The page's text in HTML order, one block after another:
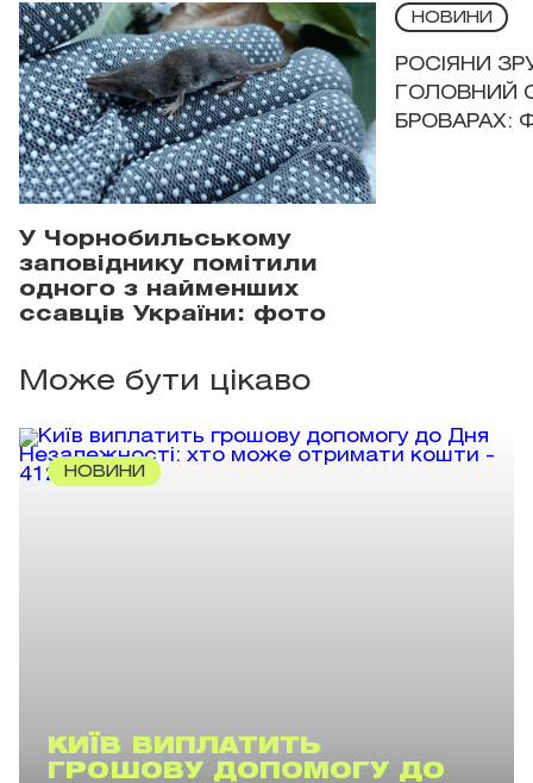
У Чорнобильському
заповіднику помітили
одного з найменших
ссавців України: фото
НОВИНИ
РОСІЯНИ
ГОЛОВНИЙ
БРОВАРАХ:
Може бути цікаво
НОВИНИ
КИЇВ ВИПЛАТИТЬ
ГРОШОВУ ДОПОМОГУ ДО